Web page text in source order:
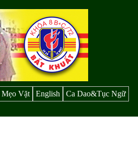
Mẹo Vặt English
Ca Dao&Tục Ngữ